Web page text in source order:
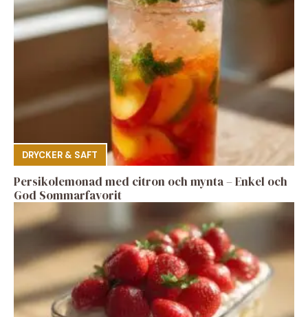
DRYCKER & SAFT
Persikolemonad med citron och mynta – Enkel och
God Sommarfavorit